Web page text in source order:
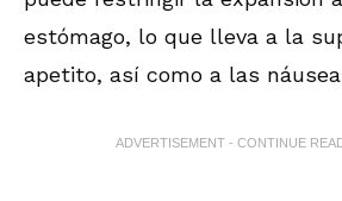
estómago, lo que lleva a la
apetito, así como a las
ADVERTISEMENT - CONTINUE